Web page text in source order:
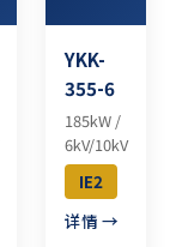
YKK-
355-6
185kW /
6kV/10kV
IE2
详情 →